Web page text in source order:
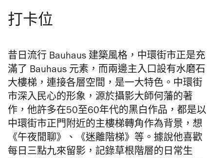
打卡位
昔日流行 Bauhaus 建築風格，中環街市正是充
滿了 Bauhaus 元素，而兩邊主入口設有水磨石
大樓梯，連接各層空間，是一大特色。中環街
市深入民心的形象，源於攝影大師何藩的著
作，他許多在50至60年代的黑白作品，都是以
中環街市正門附近的主樓梯轉角作為背景，想
《午夜閒聊》、《迷離階梯》等。據說他喜歡
每日三點九來留影，記錄草根階層的日常生